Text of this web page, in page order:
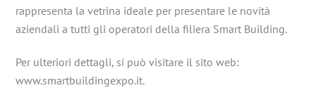
rappresenta la vetrina ideale per presentare le novità
aziendali a tutti gli operatori della filiera Smart Building.
Per ulteriori dettagli, si può visitare il sito web:
www.smartbuildingexpo.it.